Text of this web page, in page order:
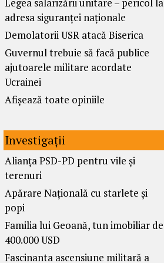
Legea salarizării unitare – pericol la
adresa siguranței naționale
Demolatorii USR atacă Biserica
Guvernul trebuie să facă publice
ajutoarele militare acordate
Ucrainei
Afișează toate opiniile
Investigații
Alianța PSD-PD pentru vile și
terenuri
Apărare Națională cu starlete și
popi
Familia lui Geoană, tun imobiliar de
400.000 USD
Fascinanta ascensiune militară a